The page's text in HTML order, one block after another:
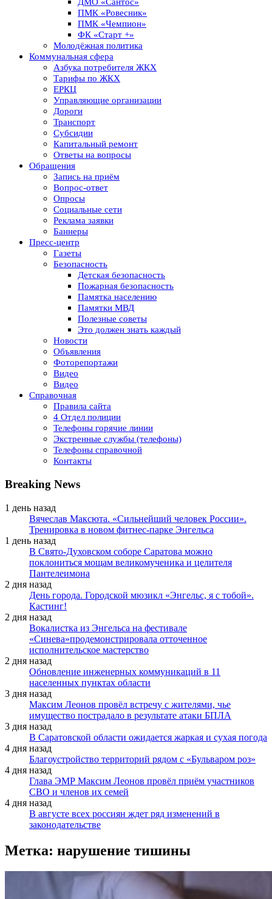
ДМО «Сантос»
ПМК «Ровесник»
ПМК «Чемпион»
ФК «Старт +»
Молодёжная политика
Коммунальная сфера
Азбука потребителя ЖКХ
Тарифы по ЖКХ
ЕРКЦ
Управляющие организации
Дороги
Транспорт
Субсидии
Капитальный ремонт
Ответы на вопросы
Обращения
Запись на приём
Вопрос-ответ
Опросы
Социальные сети
Реклама заявки
Баннеры
Пресс-центр
Газеты
Безопасность
Детская безопасность
Пожарная безопасность
Памятка населению
Памятки МВД
Полезные советы
Это должен знать каждый
Новости
Объявления
Фоторепортажи
Видео
Видео
Справочная
Правила сайта
4 Отдел полиции
Телефоны горячие линии
Экстренные службы (телефоны)
Телефоны справочной
Контакты
Breaking News
1 день назад
Вячеслав Максюта. «Сильнейший человек России».
Тренировка в новом фитнес-парке Энгельса
1 день назад
В Свято-Духовском соборе Саратова можно
поклониться мощам великомученика и целителя
Пантелеимона
2 дня назад
День города. Городской мюзикл «Энгельс, я с тобой».
Кастинг!
2 дня назад
Вокалистка из Энгельса на фестивале
«Синева»продемонстрировала отточенное
исполнительское мастерство
2 дня назад
Обновление инженерных коммуникаций в 11
населенных пунктах области
3 дня назад
Максим Леонов провёл встречу с жителями, чье
имущество пострадало в результате атаки БПЛА
3 дня назад
В Саратовской области ожидается жаркая и сухая погода
4 дня назад
Благоустройство территорий рядом с «Бульваром роз»
4 дня назад
Глава ЭМР Максим Леонов провёл приём участников
СВО и членов их семей
4 дня назад
В августе всех россиян ждет ряд изменений в
законодательстве
Метка: нарушение тишины